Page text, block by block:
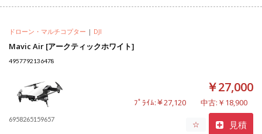
ドローン・マルチコプター | DJI
Mavic Air [アークティックホワイト]
4957792136478
6958265159657
￥27,000
ﾌﾟﾗｲﾑ:￥27,120 中古:￥18,900
☆ 見積